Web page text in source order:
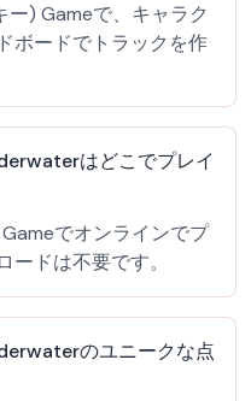
) Gameで、キャラク
ボードでトラックを作
はどこでプレイ
でオンラインでプ
ードは不要です。
のユニークな点